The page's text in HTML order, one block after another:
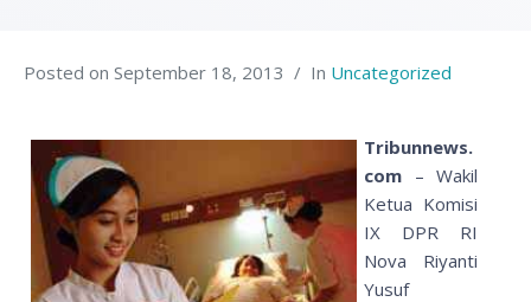
Posted on September 18, 2013 In Uncategorized
Tribunnews.
com – Wakil
Ketua Komisi
IX DPR RI
Nova Riyanti
Yusuf